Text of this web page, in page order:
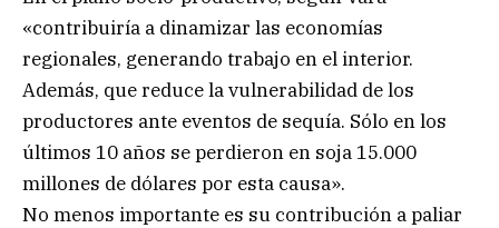
«contribuiría a dinamizar las economías
regionales, generando trabajo en el interior.
Además, que reduce la vulnerabilidad de los
productores ante eventos de sequía. Sólo en los
últimos 10 años se perdieron en soja 15.000
millones de dólares por esta causa».
No menos importante es su contribución a paliar